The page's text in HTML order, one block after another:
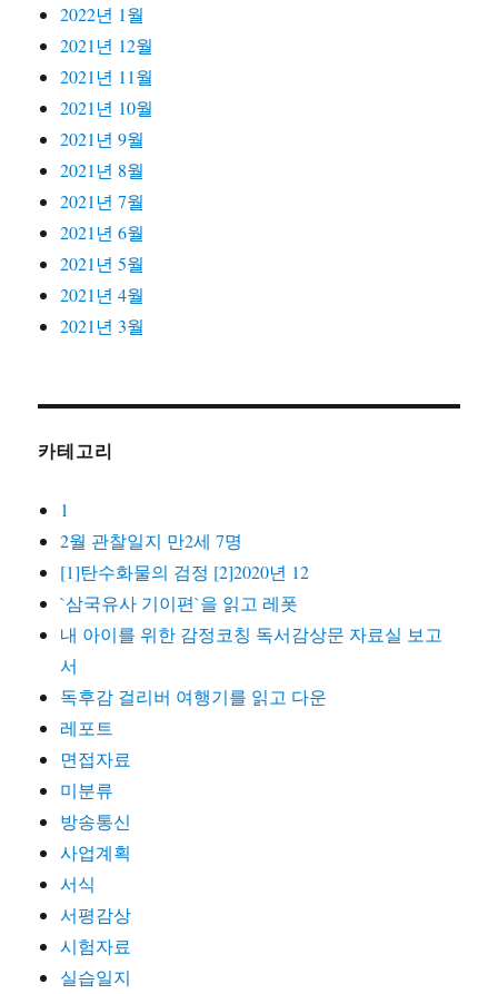
2022년 1월
2021년 12월
2021년 11월
2021년 10월
2021년 9월
2021년 8월
2021년 7월
2021년 6월
2021년 5월
2021년 4월
2021년 3월
카테고리
1
2월 관찰일지 만2세 7명
[1]탄수화물의 검정 [2]2020년 12
`삼국유사 기이편`을 읽고 레폿
내 아이를 위한 감정코칭 독서감상문 자료실 보고
서
독후감 걸리버 여행기를 읽고 다운
레포트
면접자료
미분류
방송통신
사업계획
서식
서평감상
시험자료
실습일지